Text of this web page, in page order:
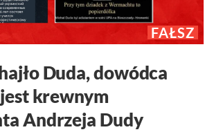
FAŁSZ
Duda, dowódca
krewnym
Andrzeja Dudy